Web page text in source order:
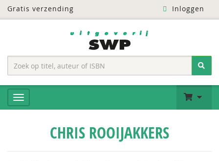
Gratis verzending Inloggen
CHRIS ROOIJAKKERS